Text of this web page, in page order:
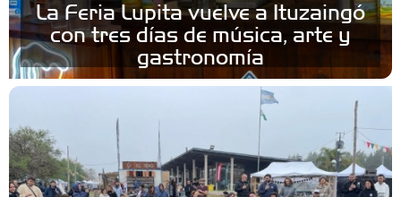
La Feria Lupita vuelve a Ituzaingó
con tres días de música, arte y
gastronomía